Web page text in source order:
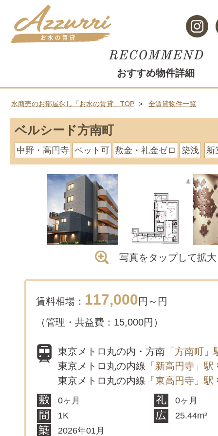
おすすめ物件詳細
水商売のお部屋探し「お水の賃貸」TOP 全賃貸物件一覧
ベルシード方南町
中野・高円寺 ペット可 敷金・礼金ゼロ 築浅 新
写真をタップして拡大
賃料相場： 117,000円～ 円
（管理・共益費：15,000円）
東京メトロ丸の内・方南 「方南町」
東京メトロ丸の内線 「新高円寺」駅
東京メトロ丸の内線 「東高円寺」駅
0ヶ月
0ヶ月
1K
25.44m²
2026年01月